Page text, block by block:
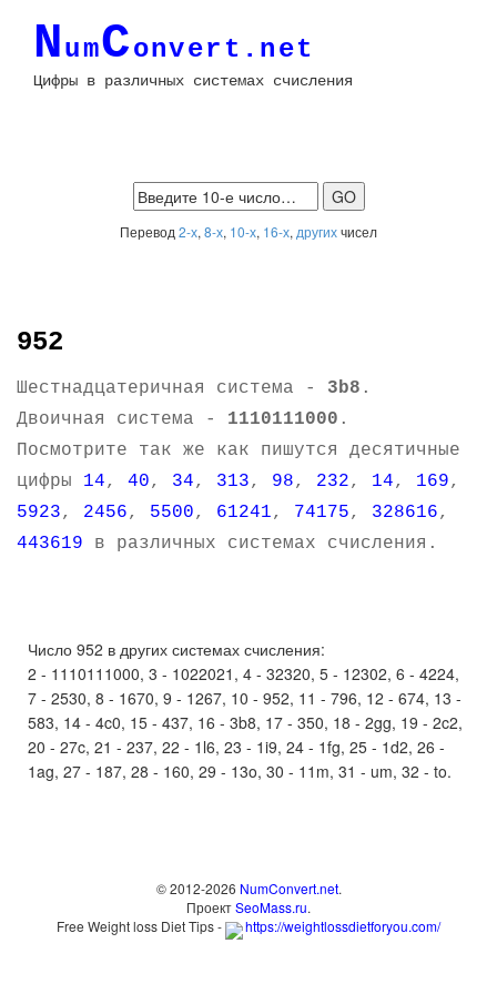
NumConvert.net
Цифры в различных системах счисления
Перевод 2-х, 8-х, 10-х, 16-х, другихчисел
952
Шестнадцатеричная система - 3b8 .
Двоичная система - 1110111000 .
Посмотрите так же как пишутся десятичные
цифры 14, 40, 34, 313, 98, 232, 14, 169,
5923, 2456, 5500, 61241, 74175, 328616,
443619 в различных системах счисления.
Число 952 в других системах счисления:
2 - 1110111000, 3 - 1022021, 4 - 32320, 5 - 12302, 6 - 4224,
7 - 2530, 8 - 1670, 9 - 1267, 10 - 952, 11 - 796, 12 - 674, 13 -
583, 14 - 4c0, 15 - 437, 16 - 3b8, 17 - 350, 18 - 2gg, 19 - 2c2,
20 - 27c, 21 - 237, 22 - 1l6, 23 - 1i9, 24 - 1fg, 25 - 1d2, 26 -
1ag, 27 - 187, 28 - 160, 29 - 13o, 30 - 11m, 31 - um, 32 - to.
© 2012-2026 NumConvert.net.
ПроектSeoMass.ru.
Free Weight loss Diet Tips -
https://weightlossdietforyou.com/